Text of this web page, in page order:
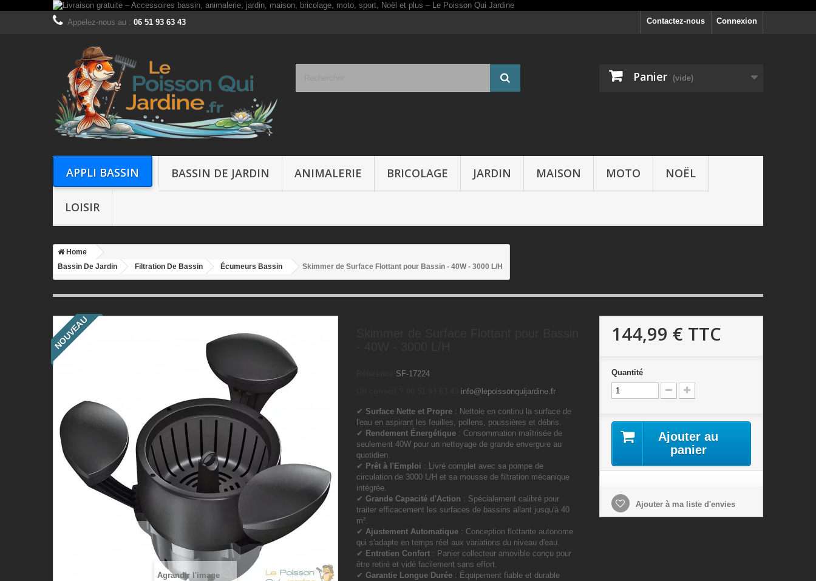
Connexion
Contactez-nous
Appelez-nous au : 06 51 93 63 43
Panier (vide)
APPLI BASSIN BASSIN DE JARDIN ANIMALERIE BRICOLAGE JARDIN MAISON MOTO NOËL
LOISIR
Home
Bassin De Jardin
Filtration De Bassin Écumeurs Bassin Skimmer de Surface Flottant pour Bassin - 40W - 3000 L/H
NOUVEAU
Agrandir l'image
SF-17224
info@lepoissonquijardine.fr
✔ Surface Nette et Propre : Nettoie en continu la surface de
l'eau en aspirant les feuilles, pollens, poussières et débris.
✔ Rendement Énergétique : Consommation maîtrisée de
seulement 40W pour un nettoyage de grande envergure au
quotidien.
✔ Prêt à l'Emploi : Livré complet avec sa pompe de
circulation de 3000 L/H et sa mousse de filtration mécanique
intégrée.
✔ Grande Capacité d'Action : Spécialement calibré pour
traiter efficacement les surfaces de bassins allant jusqu'à 40
m².
✔ Ajustement Automatique : Conception flottante autonome
qui s'adapte en temps réel aux variations du niveau d'eau.
✔ Entretien Confort : Panier collecteur amovible conçu pour
être retiré et vidé facilement sans effort.
✔ Garantie Longue Durée : Équipement fiable et durable
144,99 € TTC
Quantité
Ajouter au
panier
Ajouter à ma liste d'envies